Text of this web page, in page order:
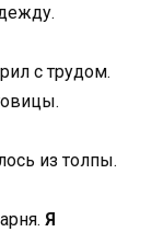
с трудом.
из толпы.
Я